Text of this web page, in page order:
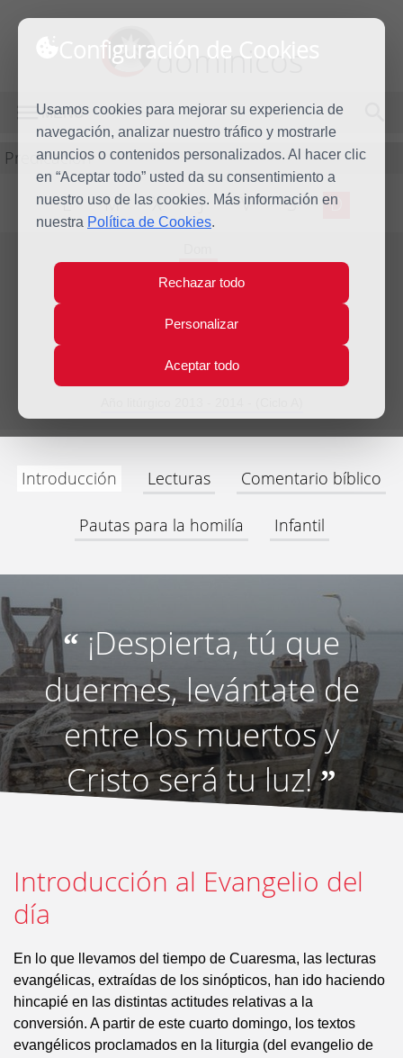
Configuración de Cookies
Usamos cookies para mejorar su experiencia de
navegación, analizar nuestro tráfico y mostrarle
anuncios o contenidos personalizados. Al hacer clic
en “Aceptar todo” usted da su consentimiento a
nuestro uso de las cookies. Más información en
nuestra Política de Cookies.
Rechazar todo
Personalizar
Aceptar todo
dominicos
MENÚ
Predicación
L M X J V S D
30
Mar
Homilía IV Domingo de
Cuaresma
Introducción Lecturas Comentario bíblico
Pautas para la homilía Infantil
“ ¡Despierta, tú que
duermes, levántate de
entre los muertos y
Cristo será tu luz!”
Introducción al Evangelio del
día
En lo que llevamos del tiempo de Cuaresma, las lecturas
evangélicas, extraídas de los sinópticos, han ido haciendo
hincapié en las distintas actitudes relativas a la
conversión. A partir de este cuarto domingo, los textos
evangélicos proclamados en la liturgia (del evangelio de